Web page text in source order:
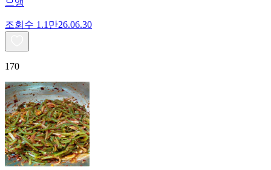
으앵
조회수 1.1만26.06.30
170